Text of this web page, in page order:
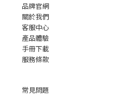
品牌官網
關於我們
客服中心
產品體驗
手冊下載
服務條款
常見問題